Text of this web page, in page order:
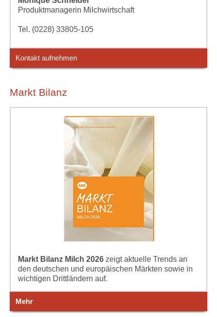
Produktmanagerin Milchwirtschaft
Tel. (0228) 33805-105
Kontakt aufnehmen
Markt Bilanz
Markt Bilanz Milch 2026 zeigt aktuelle Trends an
den deutschen und europäischen Märkten sowie in
wichtigen Drittländern auf.
Mehr